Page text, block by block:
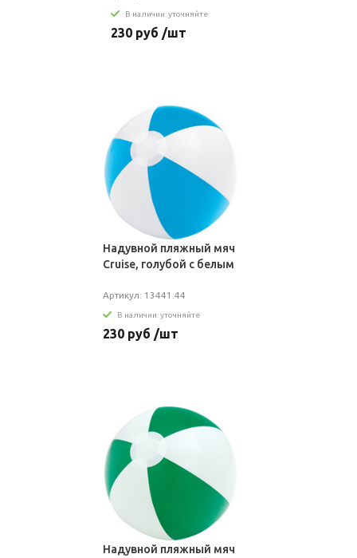
В наличии: уточняйте
230 руб /шт
Надувной пляжный мяч
Cruise, голубой с белым
Артикул: 13441.44
В наличии: уточняйте
230 руб /шт
Надувной пляжный мяч